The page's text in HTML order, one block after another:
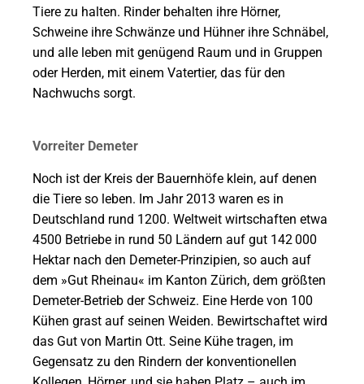
Tiere zu halten. Rinder behalten ihre Hörner,
Schweine ihre Schwänze und Hühner ihre Schnäbel,
und alle leben mit genügend Raum und in Gruppen
oder Herden, mit einem Vatertier, das für den
Nachwuchs sorgt.
Vorreiter Demeter
Noch ist der Kreis der Bauernhöfe klein, auf denen
die Tiere so leben. Im Jahr 2013 waren es in
Deutschland rund 1200. Weltweit wirtschaften etwa
4500 Betriebe in rund 50 Ländern auf gut 142 000
Hektar nach den Demeter-Prinzipien, so auch auf
dem »Gut Rheinau« im Kanton Zürich, dem größten
Demeter-Betrieb der Schweiz. Eine Herde von 100
Kühen grast auf seinen Weiden. Bewirtschaftet wird
das Gut von Martin Ott. Seine Kühe tragen, im
Gegensatz zu den Rindern der konventionellen